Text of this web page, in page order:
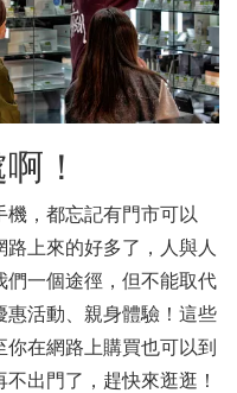
！
，都忘記有門市可以
上來的好多了，人與人
們一個途徑，但不能取代
惠活動、親身體驗！這些
在網路上購買也可以到
出門了，趕快來逛逛！